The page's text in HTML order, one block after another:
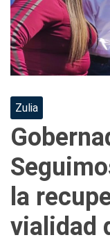
Zulia
la
vialidad